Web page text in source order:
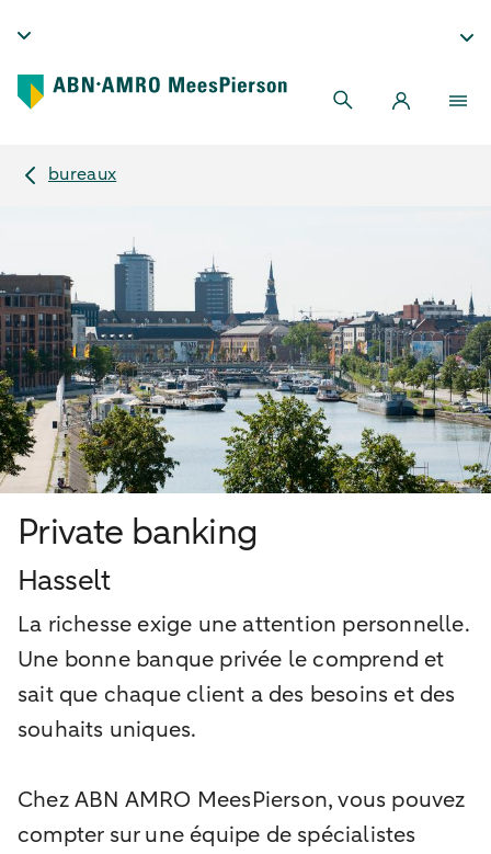
bureaux
Private banking
Hasselt
La richesse exige une attention personnelle.
Une bonne banque privée le comprend et
sait que chaque client a des besoins et des
souhaits uniques.
Chez ABN AMRO MeesPierson, vous pouvez
compter sur une équipe de spécialistes